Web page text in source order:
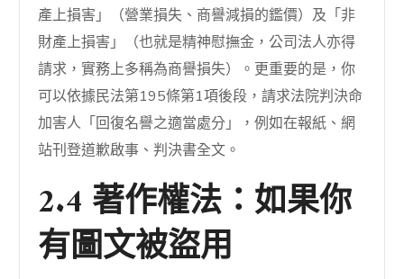
產上損害」（營業損失、商譽減損的鑑價）及「非
財產上損害」（也就是精神慰撫金，公司法人亦得
請求，實務上多稱為商譽損失）。更重要的是，你
可以依據民法第195條第1項後段，請求法院判決命
加害人「回復名譽之適當處分」，例如在報紙、網
站刊登道歉啟事、判決書全文。
2.4 著作權法：如果你
有圖文被盜用